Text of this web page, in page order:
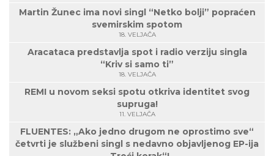
Martin Žunec ima novi singl “Netko bolji” popraćen
svemirskim spotom
18. VELJAČA
Aracataca predstavlja spot i radio verziju singla
“Kriv si samo ti”
18. VELJAČA
REMI u novom seksi spotu otkriva identitet svog
supruga!
11. VELJAČA
FLUENTES: „Ako jedno drugom ne oprostimo sve“
četvrti je službeni singl s nedavno objavljenog EP-ija